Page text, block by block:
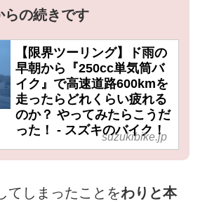
らの続きです
【限界ツーリング】ド雨の
早朝から『250cc単気筒バ
イク』で高速道路600kmを
走ったらどれくらい疲れる
のか？ やってみたらこうだ
った！ - スズキのバイク！
suzukibike.jp
てしまったことをわりと本